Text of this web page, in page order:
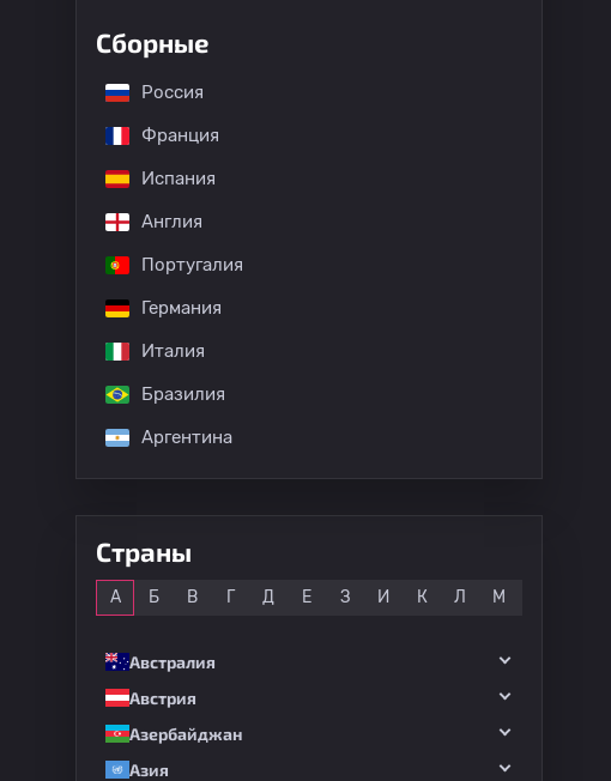
Сборные
Россия
Франция
Испания
Англия
Португалия
Германия
Италия
Бразилия
Аргентина
Страны
А Б В Г Д Е З И К Л М
Австралия
Австрия
Азербайджан
Азия